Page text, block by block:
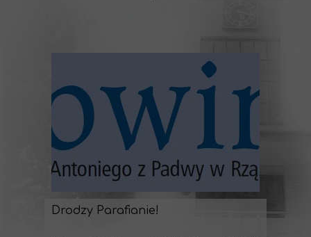
Drodzy Parafianie!